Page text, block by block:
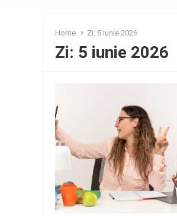
Home Zi: 5 iunie 2026
Zi: 5 iunie 2026